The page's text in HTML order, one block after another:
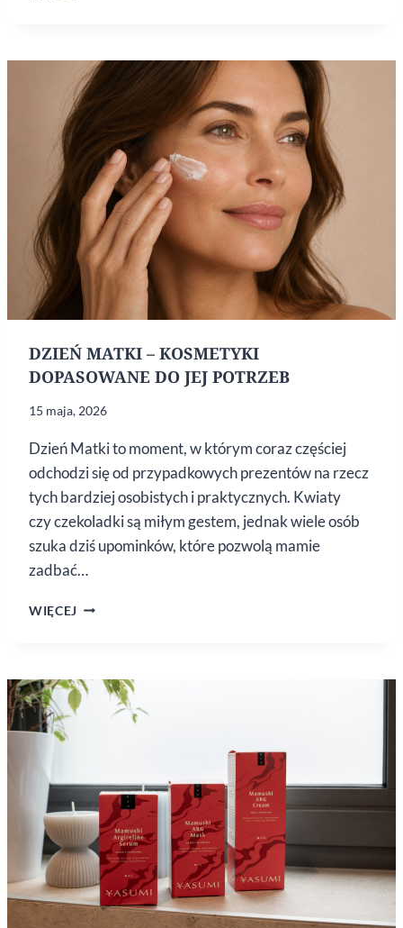
PO 40.
ROKU
ŻYCIA?
DZIEŃ MATKI – KOSMETYKI
DOPASOWANE DO JEJ POTRZEB
15 maja, 2026
Dzień Matki to moment, w którym coraz częściej
odchodzi się od przypadkowych prezentów na rzecz
tych bardziej osobistych i praktycznych. Kwiaty
czy czekoladki są miłym gestem, jednak wiele osób
szuka dziś upominków, które pozwolą mamie
zadbać…
WIĘCEJ DZIEŃ
DOPASOWANE
DO JEJ
POTRZEB